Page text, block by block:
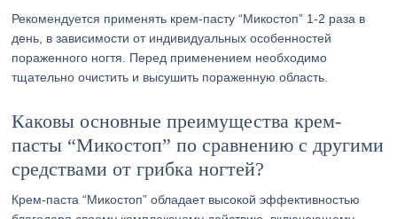
Рекомендуется применять крем-пасту “Микостоп” 1-2 раза в
день, в зависимости от индивидуальных особенностей
пораженного ногтя. Перед применением необходимо
тщательно очистить и высушить пораженную область.
Каковы основные преимущества крем-
пасты “Микостоп” по сравнению с другими
средствами от грибка ногтей?
Крем-паста “Микостоп” обладает высокой эффективностью